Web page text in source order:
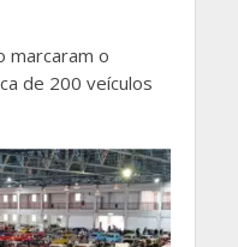
marcaram o
de 200 veículos